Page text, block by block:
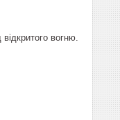
вогню.